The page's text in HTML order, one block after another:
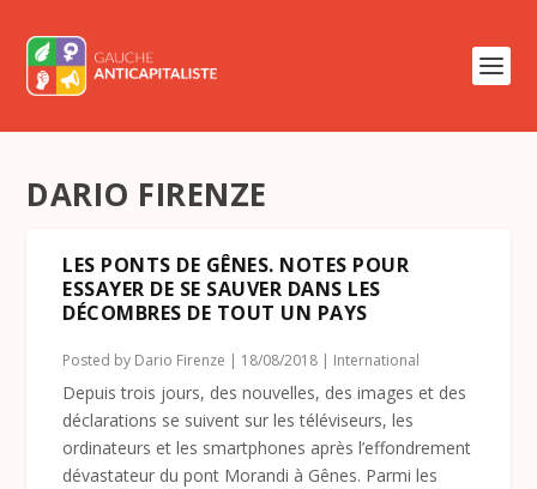
DARIO FIRENZE
LES PONTS DE GÊNES. NOTES POUR
ESSAYER DE SE SAUVER DANS LES
DÉCOMBRES DE TOUT UN PAYS
Posted by Dario Firenze | 18/08/2018 | International
Depuis trois jours, des nouvelles, des images et des
déclarations se suivent sur les téléviseurs, les
ordinateurs et les smartphones après l’effondrement
dévastateur du pont Morandi à Gênes. Parmi les